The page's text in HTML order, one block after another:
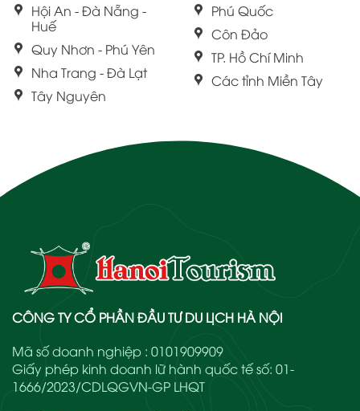
Hội An - Đà Nẵng -
Huế
Quy Nhơn - Phú Yên
Nha Trang - Đà Lạt
Tây Nguyên
Phú Quốc
Côn Đảo
TP. Hồ Chí Minh
Các tỉnh Miền Tây
CÔNG TY CỔ PHẦN ĐẦU TƯ DU LỊCH HÀ NỘI
Mã số doanh nghiệp : 0101909909
Giấy phép kinh doanh lữ hành quốc tế số: 01-
1666/2023/CDLQGVN-GP LHQT